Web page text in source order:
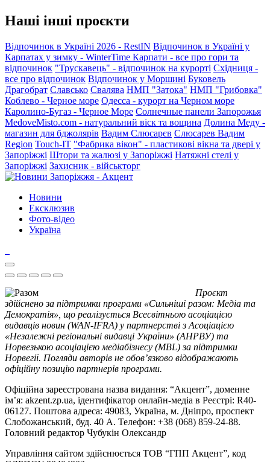
Наші інші проєкти
Відпочинок в Україні 2026 - RestIN Відпочинок в Україні у
Карпатах у зимку - WinterTime Карпати - все про гори та
відпочинок "Трускавець" - відпочинок на курорті Східниця -
все про відпочинок Відпочинок у Моршині Буковель
Драгобрат Славсько Свалява НМП "Затока" НМП "Грибовка"
Коблево - Черное море Одесса - курорт на Черном море
Каролино-Бугаз - Черное Море Солнечные панели Запорожья
MedoveMisto.com - натуральний віск та вощина Долина Меду -
магазин для бджолярів Вадим Слюсарєв Слюсарев Вадим
Region Touch-IT "Фабрика вікон" - пластикові вікна та двері у
Запоріжжі Штори та жалюзі у Запоріжжі Натяжні стелі у
Запоріжжі Захисник - військторг
Новини
Ексклюзив
Фото-відео
Україна
Проєкт
здійснено за підтримки програми «Сильніші разом: Медіа та
Демократія», що реалізується Всесвітньою асоціацією
видавців новин (WAN-IFRA) у партнерстві з Асоціацією
«Незалежні регіональні видавці України» (АНРВУ) та
Норвезькою асоціацією медіабізнесу (MBL) за підтримки
Норвегії. Погляди авторів не обов’язково відображають
офіційну позицію партнерів програми.
Офіційна зареєстрована назва видання: “Акцент”, доменне
ім’я: akzent.zp.ua, ідентифікатор онлайн-медіа в Реєстрі: R40-
06127. Поштова адреса: 49083, Україна, м. Дніпро, проспект
Слобожанський, буд. 40 А. Телефон: +38 (068) 859-24-88.
Головний редактор Чубукін Олександр
Управління сайтом здійснюється ТОВ “ГПП Акцент”, код